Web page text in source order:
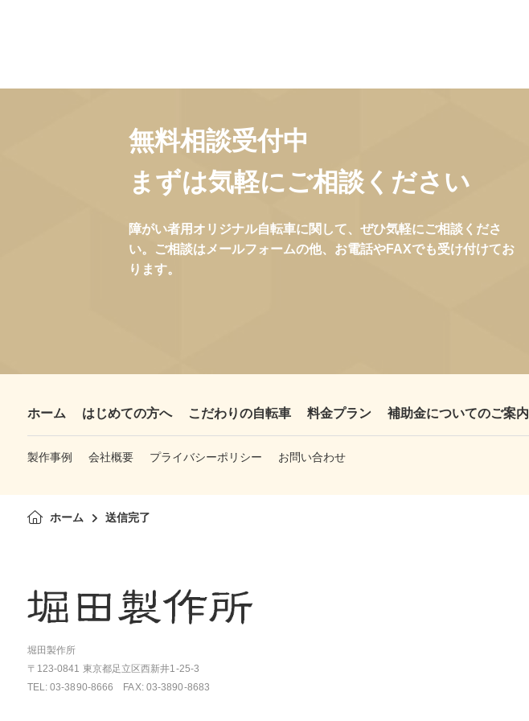
無料相談受付中
まずは気軽にご相談ください
障がい者用オリジナル自転車に関して、ぜひ気軽にご相談くださ
い。ご相談はメールフォームの他、お電話やFAXでも受け付けてお
ります。
ホーム はじめての方へ こだわりの自転車 料金プラン 補助金についてのご案内
製作事例 会社概要 プライバシーポリシー お問い合わせ
ホーム 送信完了
堀田製作所
〒123-0841 東京都足立区西新井1-25-3
TEL: 03-3890-8666 FAX: 03-3890-8683